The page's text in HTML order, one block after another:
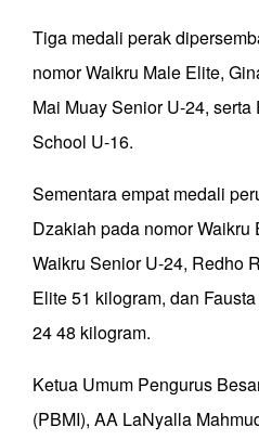
Tiga medali perak
nomor Waikru Male Elite,
Mai Muay Senior U-24,
School U-16.
Sementara empat medali
Dzakiah pada nomor
Waikru Senior U-24, Redho
Elite 51 kilogram, dan
24 48 kilogram.
Ketua Umum Pengurus
(PBMI), AA LaNyalla